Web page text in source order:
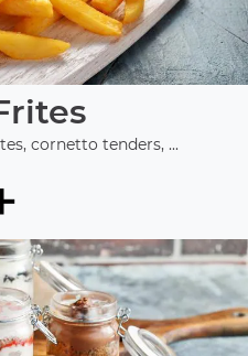
cornetto tenders, ...